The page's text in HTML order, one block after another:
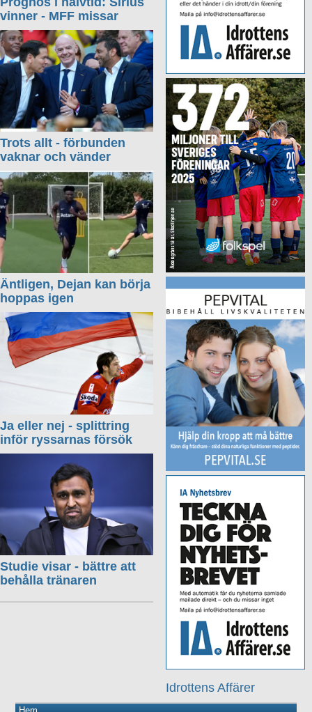
Idrottens Affärer
vinner - MFF missar
Trots allt - förbunden
vaknar och vänder
Äntligen, Dejan kan börja
hoppas igen
Ja eller nej - splittring
inför ryssarnas försök
Studie visar - bättre att
behålla tränaren